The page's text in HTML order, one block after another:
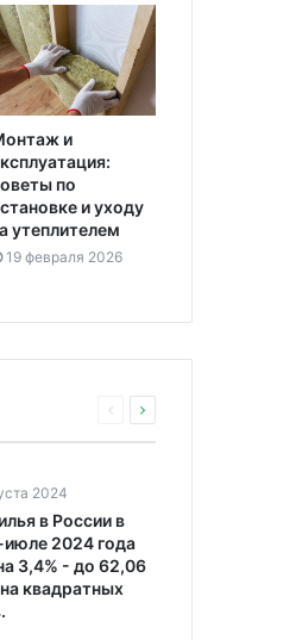
и
по
и уходу
утеплителем
19 февраля 2026
2024
в России в
июле 2024 года
3,4% - до 62,06
квадратных